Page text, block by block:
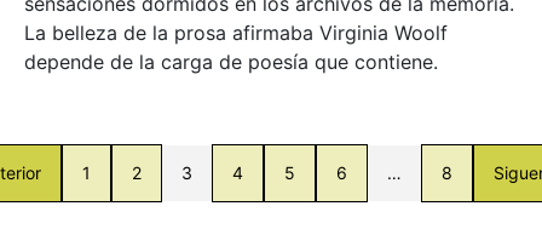
La belleza de la prosa afirmaba Virginia Woolf
depende de la carga de poesía que contiene.
1 2 3 4 5 6 … 8